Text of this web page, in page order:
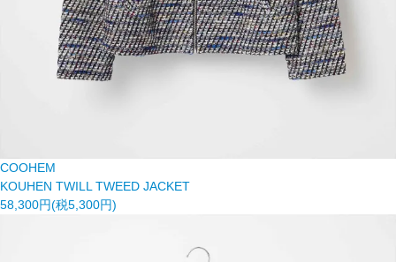
COOHEM
KOUHEN TWILL TWEED JACKET
58,300円(税5,300円)